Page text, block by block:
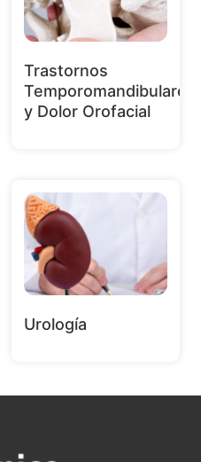
Trastornos
Temporomandibulares
y Dolor Orofacial
Urología